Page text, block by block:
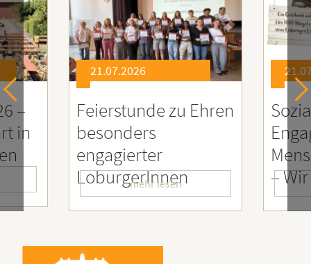
–
in
21.07.2026
Feierstunde zu Ehren
besonders
engagierter
LoburgerInnen
mehr lesen
–